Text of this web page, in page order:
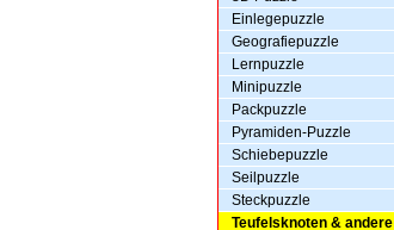
Einlegepuzzle
Geografiepuzzle
Lernpuzzle
Minipuzzle
Packpuzzle
Pyramiden-Puzzle
Schiebepuzzle
Seilpuzzle
Steckpuzzle
Teufelsknoten & andere